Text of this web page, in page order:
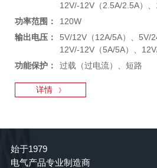
12V/-12V（2.5A/2.5A）、
功率范围：
120W
输出电压：
5V/12V（12A/5A）、5V/
12V/-12V（5A/5A）、
功能保护：
过载（过电流）、短路
详情 》
始于1979
电气产品专业制造商